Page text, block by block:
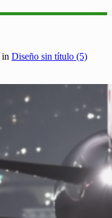
in Diseño sin título (5)